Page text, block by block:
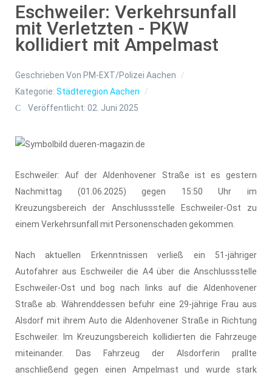
Eschweiler: Verkehrsunfall
mit Verletzten - PKW
kollidiert mit Ampelmast
Geschrieben Von PM-EXT/Polizei Aachen
Kategorie: Städteregion Aachen
Veröffentlicht: 02. Juni 2025
Eschweiler: Auf der Aldenhovener Straße ist es gestern
Nachmittag (01.06.2025) gegen 15:50 Uhr im
Kreuzungsbereich der Anschlussstelle Eschweiler-Ost zu
einem Verkehrsunfall mit Personenschaden gekommen.
Nach aktuellen Erkenntnissen verließ ein 51-jähriger
Autofahrer aus Eschweiler die A4 über die Anschlussstelle
Eschweiler-Ost und bog nach links auf die Aldenhovener
Straße ab. Währenddessen befuhr eine 29-jährige Frau aus
Alsdorf mit ihrem Auto die Aldenhovener Straße in Richtung
Eschweiler. Im Kreuzungsbereich kollidierten die Fahrzeuge
miteinander. Das Fahrzeug der Alsdorferin prallte
anschließend gegen einen Ampelmast und wurde stark